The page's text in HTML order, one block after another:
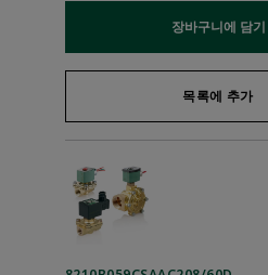
장바구니에 담기
목록에 추가